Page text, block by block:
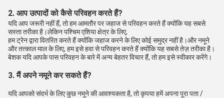
2. आप उत्पादों को कैसे परिवहन करते हैं?
यदि आप जरूरी नहीं हैं, तो हम आमतौर पर जहाज से परिवहन करते हैं क्योंकि यह सबसे
सस्ता तरीका है।लेकिन पश्चिम एशिया क्षेत्र के लिए,
हम ट्रेन द्वारा वितरित करते हैं क्योंकि जहाज करने के लिए कोई समुद्र नहीं है।और नमूने
और तत्काल माल के लिए, हम इसे हवा से परिवहन करते हैं क्योंकि यह सबसे तेज़ तरीका है।
बेशक यदि आपके पास परिवहन के बारे में अन्य बेहतर विचार हैं, तो हम इसे स्वीकार करेंगे।
3. मैं अपने नमूने कर सकते हैं?
यदि आपको संदर्भ के लिए कुछ नमूने की आवश्यकता है, तो कृपया हमें अपना पूरा पता /